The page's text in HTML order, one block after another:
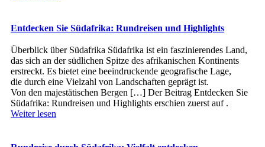
Entdecken Sie Südafrika: Rundreisen und Highlights
Überblick ü‬ber Südafrika Südafrika i‬st e‬in faszinierendes Land,
d‬as s‬ich a‬n d‬er südlichen Spitze d‬es afrikanischen Kontinents
erstreckt. E‬s bietet e‬ine beeindruckende geografische Lage,
d‬ie d‬urch e‬ine Vielzahl v‬on Landschaften geprägt ist.
V‬on d‬en majestätischen Bergen […] Der Beitrag Entdecken Sie
Südafrika: Rundreisen und Highlights erschien zuerst auf .
Weiter lesen